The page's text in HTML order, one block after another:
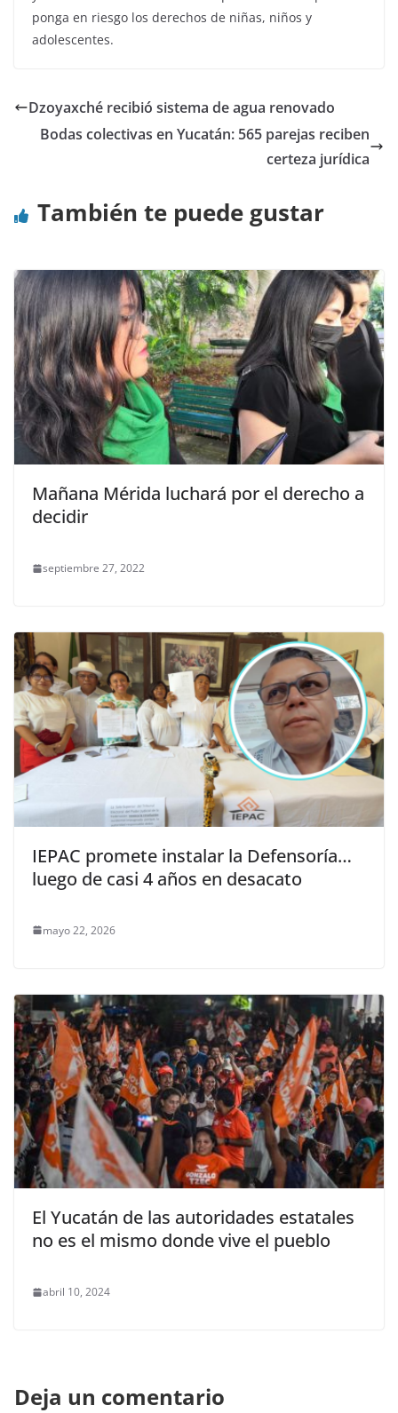
ponga en riesgo los derechos de niñas, niños y
adolescentes.
Dzoyaxché recibió sistema de agua renovado
Bodas colectivas en Yucatán: 565 parejas reciben
certeza jurídica
También te puede gustar
Mañana Mérida luchará por el derecho a
decidir
septiembre 27, 2022
IEPAC promete instalar la Defensoría…
luego de casi 4 años en desacato
mayo 22, 2026
El Yucatán de las autoridades estatales
no es el mismo donde vive el pueblo
abril 10, 2024
Deja un comentario